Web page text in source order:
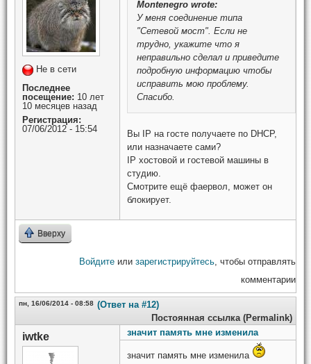
Не в сети
Последнее
посещение: 10 лет
10 месяцев назад
Регистрация:
07/06/2012 - 15:54
Montenegro wrote:
У меня соединение типа
"Сетевой мост". Если не
трудно, укажите что я
неправильно сделал и приведите
подробную информацию чтобы
исправить мою проблему.
Спасибо.
Вы IP на госте получаете по DHCP,
или назначаете сами?
IP хостовой и гостевой машины в
студию.
Смотрите ещё фаервол, может он
блокирует.
Вверху
Войдите или зарегистрируйтесь, чтобы отправлять
комментарии
пн, 16/06/2014 - 08:58 (Ответ на #12)
Постоянная ссылка (Permalink)
iwtke значит память мне изменила
значит память мне изменила